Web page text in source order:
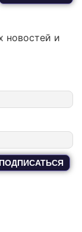
новостей и